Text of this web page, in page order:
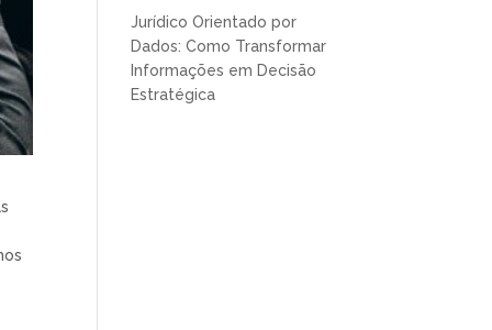
Jurídico Orientado por
Dados: Como Transformar
Informações em Decisão
Estratégica